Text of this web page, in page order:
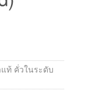
ท้ คั่วในระดับ